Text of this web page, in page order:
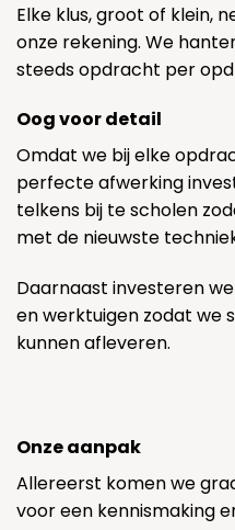
Elke klus, groot of klein,
onze rekening. We
steeds opdracht per
Oog voor detail
Omdat we bij elke
perfecte afwerking
telkens bij te scholen
met de nieuwste
Daarnaast investeren
en werktuigen zodat we
kunnen afleveren.
Onze aanpak
Allereerst komen we
voor een kennismaking